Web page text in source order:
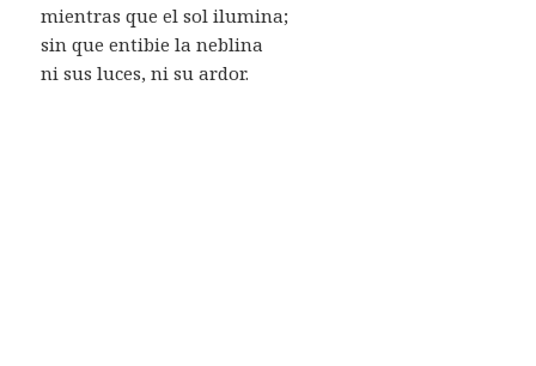
mientras que el sol ilumina;
sin que entibie la neblina
ni sus luces, ni su ardor.